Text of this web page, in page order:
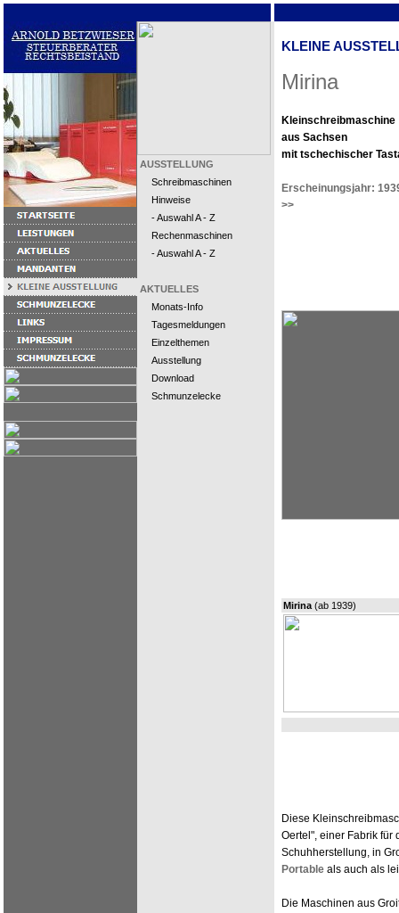
AUSSTELLUNG
Schreibmaschinen
Hinweise
- Auswahl A - Z
Rechenmaschinen
- Auswahl A - Z
AKTUELLES
Monats-Info
Tagesmeldungen
Einzelthemen
Ausstellung
Download
Schmunzelecke
KLEINE
Mirina
Kleinschreibmaschine
aus Sachsen
mit tschechischer
Erscheinungsjahr:
>>
Mirina (ab 1939)
Diese
Oertel", einer Fabrik für
Schuhherstellung, in
Portable als auch als
Die Maschinen aus